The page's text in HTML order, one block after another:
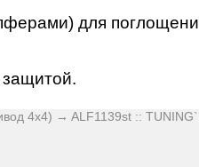
для
защитой.